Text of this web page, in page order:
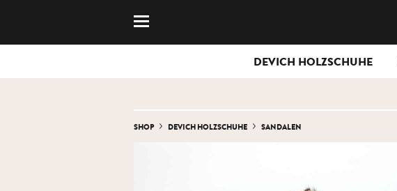
DEVICH HOLZSCHUHE
SHOP DEVICH HOLZSCHUHE SANDALEN